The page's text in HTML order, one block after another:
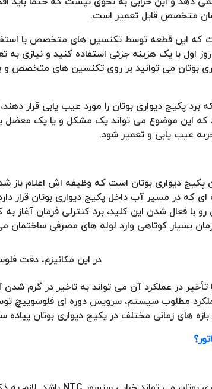
متخصص قابل تعمیر است.
این قطعه توسط تکنسین های متخصص با استفاده
اول با یک هزینه جزئی استفاده کنید و نیازی
بوتان می توانید بر روی تکنسین های متخصص و
برد پکیج دیواری بوتان را مورد عیب یابی قرار
که این موضوع می تواند یک مشکل و یا یک معضل
عیب یابی و تعمیر شود.
پکیج دیواری بوتان است که وظیفه اش اعلام
در مسیر آب داخل پکیج دیواری بوتان قرار
با فعال شدن این کلید، برد کنترلی فرمان آغاز
بسیار کوتاهی وارد لوله های مصرفی ساختمان
در این مکانیزم، دقت
در عملکرد آن می تواند به تاخیر در گرم
عملکرد مطلوب سیستم، سرویس دوره ای
های زمانی مختلف در پکیج دیواری بوتان پیاده